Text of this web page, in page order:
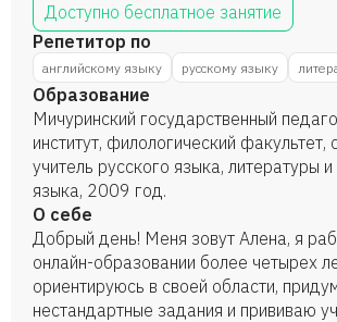
Доступно бесплатное занятие
Репетитор по
английскому языку русскому языку
Образование
Мичуринский государственный
институт, филологический факультет,
учитель русского языка, литературы и
языка, 2009 год.
О себе
Добрый день! Меня зовут Алена, я
онлайн-образовании более четырех
ориентируюсь в своей области,
нестандартные задания и прививаю